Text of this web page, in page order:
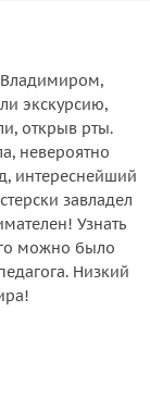
экскурсию,
открыв рты.
невероятно
интереснейший
завладел
Узнать
можно было
Низкий